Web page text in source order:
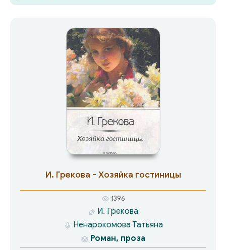
И. Грекова - Хозяйка гостиницы
1396
И. Грекова
Ненарокомова Татьяна
Роман, проза